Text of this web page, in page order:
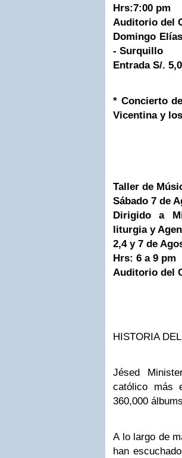
Hrs:7:00 pm
Auditorio del
Domingo
- Surquillo
Entrada S/.
* Concierto
Vicentina y
Taller de
Sábado 7 de
Dirigido a
liturgia y
2,4 y 7 de
Hrs: 6 a 9 pm
Auditorio del
HISTORIA
Jésed
católico más
360,000
A lo largo de
han